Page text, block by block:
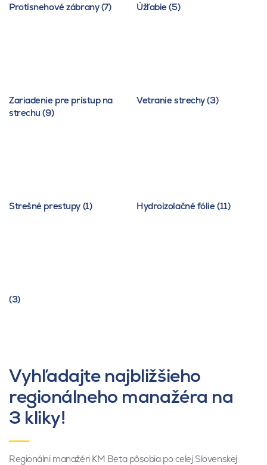
Protisnehové zábrany (7) Úžľabie (5)
Zariadenie pre prístup na
strechu (9)
Vetranie strechy (3)
Strešné prestupy (1) Hydroizolačné fólie (11)
(3)
Vyhľadajte najbližšieho
regionálneho manažéra na
3 kliky!
Regionálni manažéri KM Beta pôsobia po celej Slovenskej